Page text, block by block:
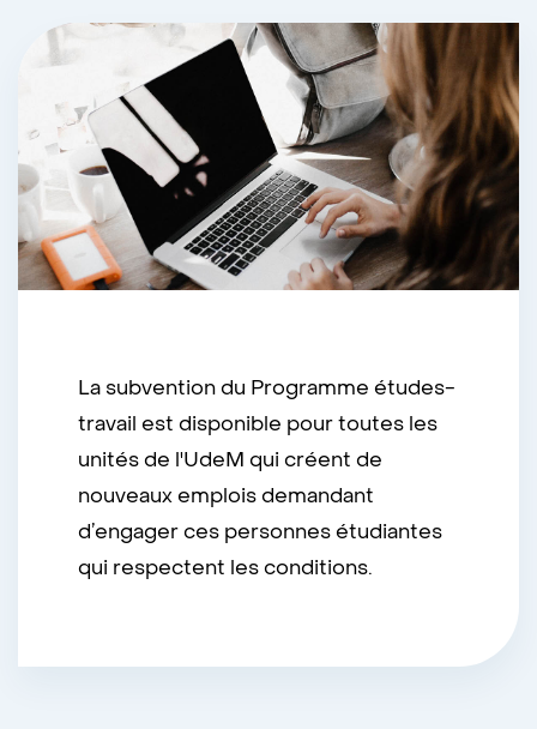
La subvention du Programme études-
travail est disponible pour toutes les
unités de l'UdeM qui créent de
nouveaux emplois demandant
d’engager ces personnes étudiantes
qui respectent les conditions.